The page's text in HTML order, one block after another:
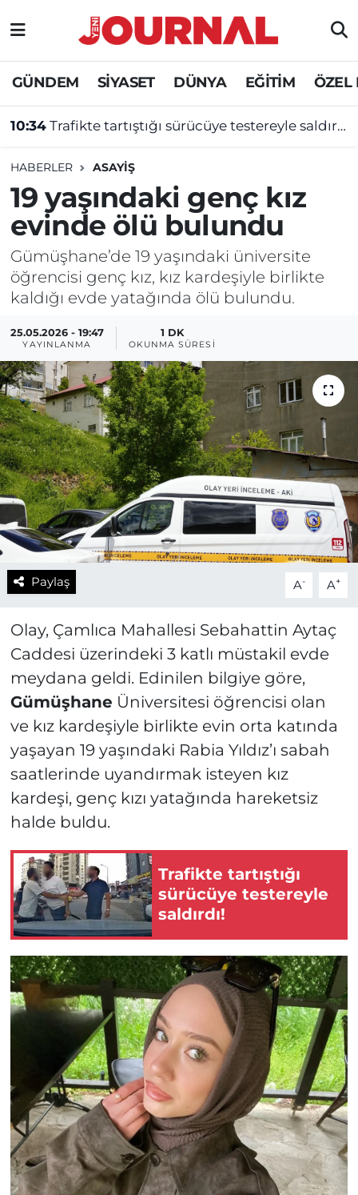
GÜNDEM SİYASET DÜNYA EĞİTİM ÖZEL
10:34 Trafikte tartıştığı sürücüye testereyle saldırdı!
HABERLER ASAYİŞ
19 yaşındaki genç kız
evinde ölü bulundu
Gümüşhane’de 19 yaşındaki üniversite
öğrencisi genç kız, kız kardeşiyle birlikte
kaldığı evde yatağında ölü bulundu.
25.05.2026 - 19:47
YAYINLANMA
1 DK
OKUNMA SÜRESI
Paylaş A- A+
Olay, Çamlıca Mahallesi Sebahattin Aytaç
Caddesi üzerindeki 3 katlı müstakil evde
meydana geldi. Edinilen bilgiye göre,
Gümüşhane Üniversitesi öğrencisi olan
ve kız kardeşiyle birlikte evin orta katında
yaşayan 19 yaşındaki Rabia Yıldız’ı sabah
saatlerinde uyandırmak isteyen kız
kardeşi, genç kızı yatağında hareketsiz
halde buldu.
Trafikte tartıştığı
sürücüye testereyle
saldırdı!
GÜNDEM
SİYASET
EĞİTİM
ÖZEL HABER
Nöbetçi Eczaneler
Hava Durumu
Süper Lig Puan Durumu ve Fikstür
Tüm Manşetler
Son Dakika Haberleri
Haber Arşivi